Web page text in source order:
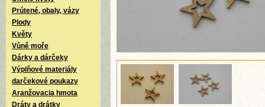
Prútené, obaly, vázy
Plody
Květy
Vůně moře
Dárky a dárčeky
Výplňové materiály
darčekové poukazy
Aranžovacia hmota
Dráty a drátky